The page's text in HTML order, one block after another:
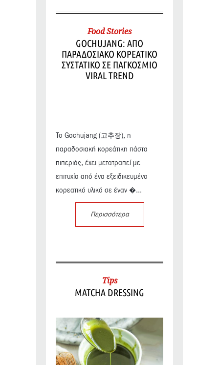
Food Stories
GOCHUJANG: ΑΠΟ
ΠΑΡΑΔΟΣΙΑΚΟ ΚΟΡΕΑΤΙΚΟ
ΣΥΣΤΑΤΙΚΟ ΣΕ ΠΑΓΚΟΣΜΙΟ
VIRAL TREND
Το Gochujang (고추장), η
παραδοσιακή κορεάτικη πάστα
πιπεριάς, έχει μετατραπεί με
επιτυχία από ένα εξειδικευμένο
κορεατικό υλικό σε έναν �...
Περισσότερα
Tips
MATCHA DRESSING